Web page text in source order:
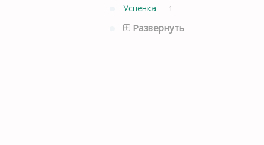
Успенка 1
Развернуть